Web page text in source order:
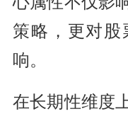
策略，更对股
响。
在长期性维度